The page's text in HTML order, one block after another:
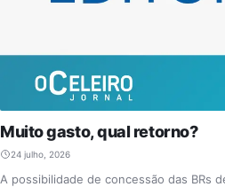
Muito gasto, qual retorno?
24 julho, 2026
A possibilidade de concessão das BRs